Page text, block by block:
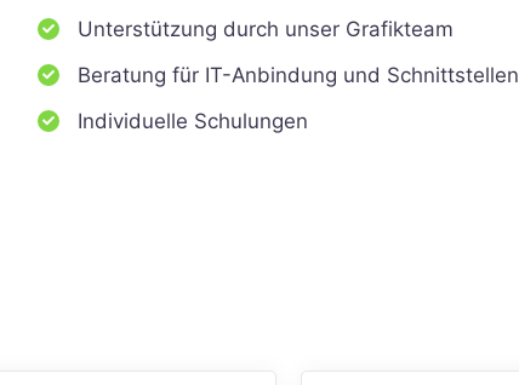
Unterstützung durch unser Grafikteam
Beratung für IT-Anbindung und Schnittstellen
Individuelle Schulungen